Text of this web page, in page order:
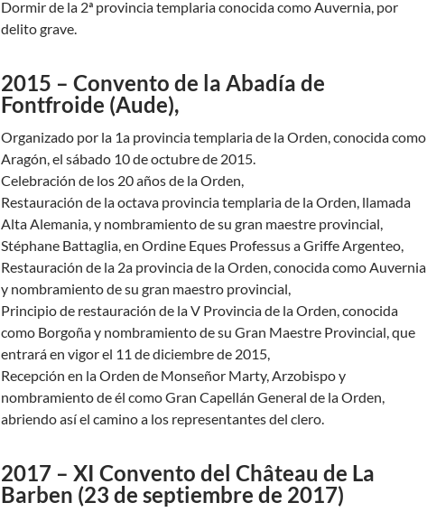
Dormir de la 2ª provincia templaria conocida como Auvernia, por
delito grave.
2015 – Convento de la Abadía de
Fontfroide (Aude),
Organizado por la 1a provincia templaria de la Orden, conocida como
Aragón, el sábado 10 de octubre de 2015.
Celebración de los 20 años de la Orden,
Restauración de la octava provincia templaria de la Orden, llamada
Alta Alemania, y nombramiento de su gran maestre provincial,
Stéphane Battaglia, en Ordine Eques Professus a Griffe Argenteo,
Restauración de la 2a provincia de la Orden, conocida como Auvernia
y nombramiento de su gran maestro provincial,
Principio de restauración de la V Provincia de la Orden, conocida
como Borgoña y nombramiento de su Gran Maestre Provincial, que
entrará en vigor el 11 de diciembre de 2015,
Recepción en la Orden de Monseñor Marty, Arzobispo y
nombramiento de él como Gran Capellán General de la Orden,
abriendo así el camino a los representantes del clero.
2017 – XI Convento del Château de La
Barben (23 de septiembre de 2017)